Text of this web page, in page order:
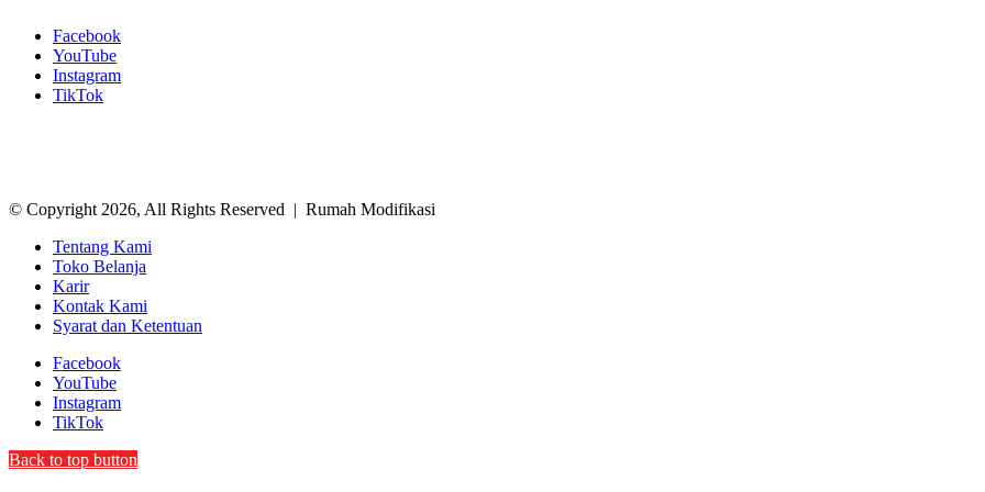
Facebook
YouTube
Instagram
TikTok
© Copyright 2026, All Rights Reserved | Rumah Modifikasi
Tentang Kami
Toko Belanja
Karir
Kontak Kami
Syarat dan Ketentuan
Facebook
YouTube
Instagram
TikTok
Back to top button